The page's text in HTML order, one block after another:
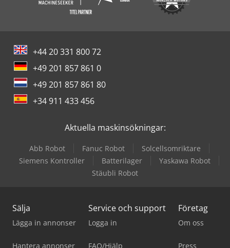
+44 20 331 800 72
+49 201 857 861 0
+49 201 857 861 80
+34 911 433 456
Aktuella maskinsökningar:
Abb Robot Fanuc Robot
Solcellsomriktare
Siemens Kontroller
Batterilager
Yaskawa Robot
Stäubli Robot
Sälja
Lägga in annonser
Hantera annonser
Service och support
Logga in
FAQ/Hjälp
Företag
Om oss
Press